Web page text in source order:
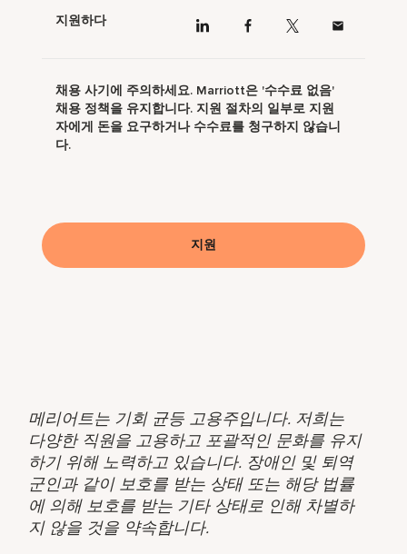
메리어트는 기회 균등 고용주입니다. 저희는
다양한 직원을 고용하고 포괄적인 문화를 유지
하기 위해 노력하고 있습니다. 장애인 및 퇴역
군인과 같이 보호를 받는 상태 또는 해당 법률
에 의해 보호를 받는 기타 상태로 인해 차별하
지 않을 것을 약속합니다.
지원하다
채용 사기에 주의하세요. Marriott은 '수수료 없음'
채용 정책을 유지합니다. 지원 절차의 일부로 지원
자에게 돈을 요구하거나 수수료를 청구하지 않습니
다.
지원